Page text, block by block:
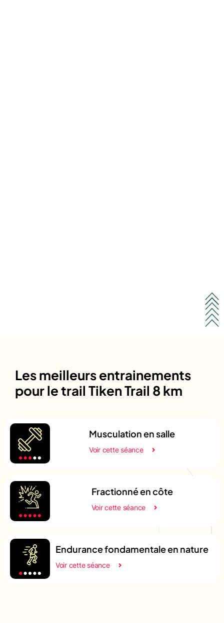
Les meilleurs entrainements
pour le trail Tiken Trail 8 km
Musculation en salle
Voir cette séance
Fractionné en côte
Voir cette séance
Endurance fondamentale en nature
Voir cette séance